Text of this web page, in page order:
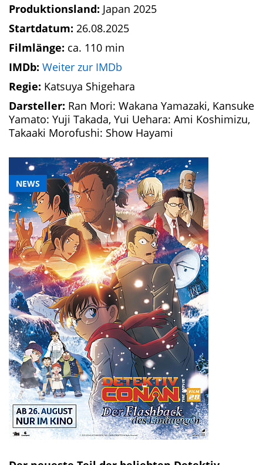
NEWS
Produktionsland: Japan 2025
Startdatum: 26.08.2025
Filmlänge: ca. 110 min
IMDb: Weiter zur IMDb
Regie: Katsuya Shigehara
Darsteller: Ran Mori: Wakana Yamazaki, Kansuke
Yamato: Yuji Takada, Yui Uehara: Ami Koshimizu,
Takaaki Morofushi: Show Hayami